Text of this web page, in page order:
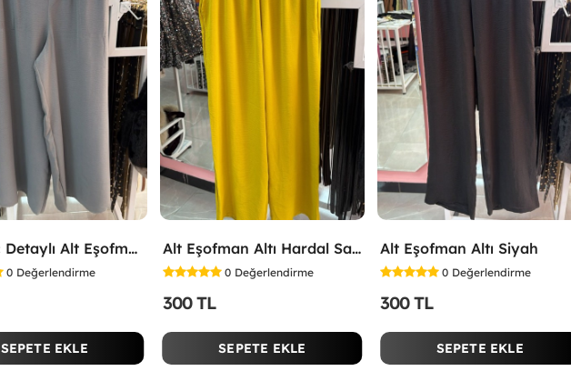
Yırtmaç Detaylı Alt Eşofman Altı Gri
0 Değerlendirme
SEPETE EKLE
Alt Eşofman Altı Hardal Sarısı
0 Değerlendirme
300 TL
SEPETE EKLE
Alt Eşofman Altı Siyah
0 Değerlendirme
300 TL
SEPETE EKLE